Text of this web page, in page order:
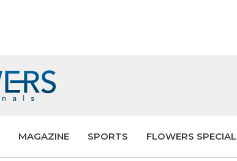
MAGAZINE SPORTS FLOWERS SPECIAL